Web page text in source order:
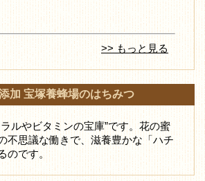
>> もっと見る
加 宝塚養蜂場のはちみつ
ルやビタミンの宝庫”です。花の蜜
不思議な働きで、滋養豊かな「ハチ
のです。